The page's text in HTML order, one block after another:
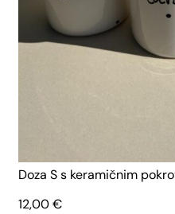
Doza S s keramičnim
12,00€